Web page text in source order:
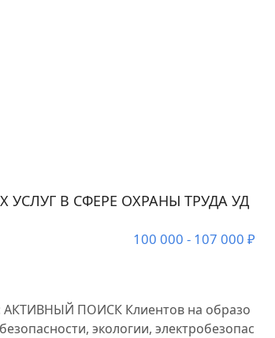
В СФЕРЕ ОХРАНЫ ТРУДА УД
100 000 - 107 000 ₽
АКТИВНЫЙ ПОИСК Клиентов на образо
экологии, электробезопас